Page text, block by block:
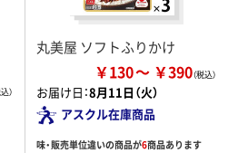
丸美屋 ソフトふりかけ
￥130 ￥390
お届け日：8月11日（火）
アスクル在庫商品
味・販売単位違いの商品が6商品あります